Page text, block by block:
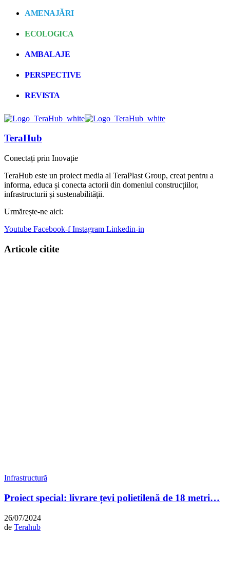
AMENAJĂRI
ECOLOGICA
AMBALAJE
PERSPECTIVE
REVISTA
TeraHub
Conectați prin Inovație
TeraHub este un proiect media al TeraPlast Group, creat pentru a
informa, educa și conecta actorii din domeniul construcțiilor,
infrastructurii și sustenabilității.
Urmărește-ne aici:
Youtube Facebook-f Instagram Linkedin-in
Articole citite
Infrastructură
Proiect special: livrare țevi polietilenă de 18 metri…
26/07/2024
de Terahub